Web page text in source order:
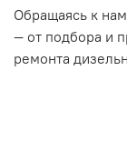
Обращаясь к
— от подбора и
ремонта